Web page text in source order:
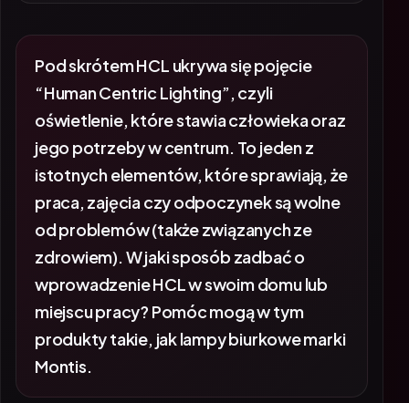
Pod skrótem HCL ukrywa się pojęcie
“Human Centric Lighting”, czyli
oświetlenie, które stawia człowieka oraz
jego potrzeby w centrum. To jeden z
istotnych elementów, które sprawiają, że
praca, zajęcia czy odpoczynek są wolne
od problemów (także związanych ze
zdrowiem). W jaki sposób zadbać o
wprowadzenie HCL w swoim domu lub
miejscu pracy? Pomóc mogą w tym
produkty takie, jak lampy biurkowe marki
Montis.